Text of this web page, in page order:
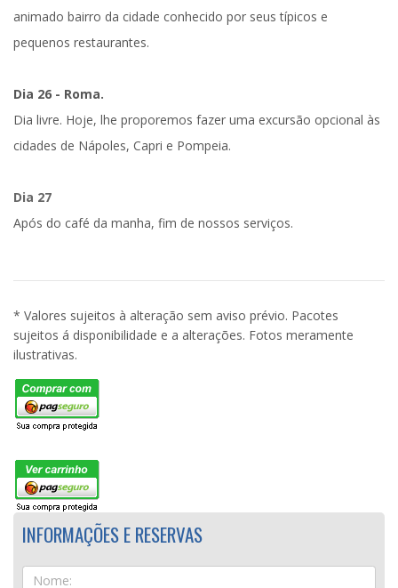
animado bairro da cidade conhecido por seus típicos e
pequenos restaurantes.
Dia 26 - Roma.
Dia livre. Hoje, lhe proporemos fazer uma excursão opcional às
cidades de Nápoles, Capri e Pompeia.
Dia 27
Após do café da manha, fim de nossos serviços.
* Valores sujeitos à alteração sem aviso prévio. Pacotes
sujeitos á disponibilidade e a alterações. Fotos meramente
ilustrativas.
INFORMAÇÕES E RESERVAS